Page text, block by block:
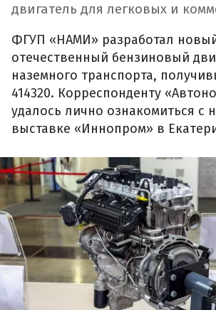
двигатель для легковых и
ФГУП «НАМИ» разработал
отечественный бензиновый
наземного транспорта,
414320. Корреспонденту
удалось лично ознакомиться с
выставке «Иннопром» в